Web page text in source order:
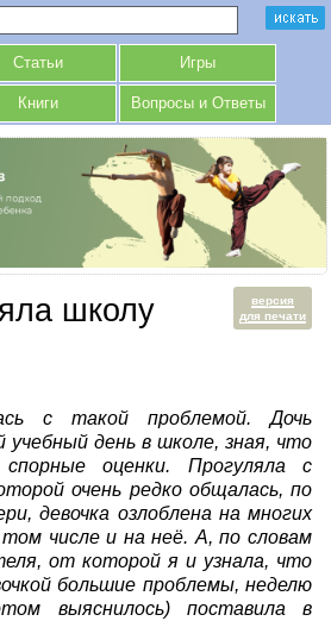
Статьи Игры
Книги Вопросы и Ответы
версия
для печати
школу
с такой проблемой. Дочь
учебный день в школе, зная, что
оценки. Прогуляла с
очень редко общалась, по
девочка озлоблена на многих
том числе и на неё. А, по словам
от которой я и узнала, что
большие проблемы, неделю
выяснилось) поставила в